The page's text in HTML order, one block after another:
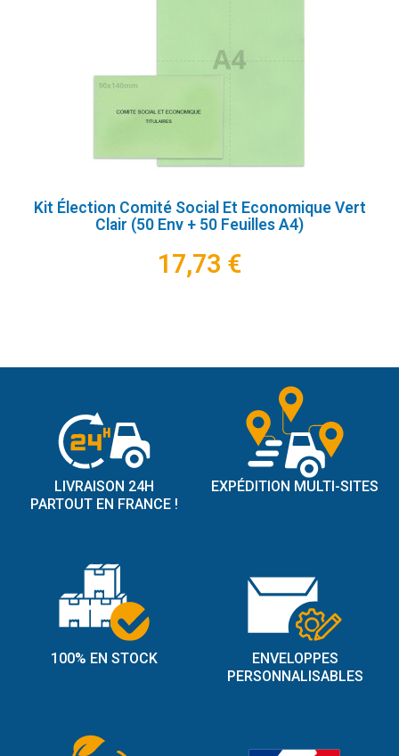
Kit Élection Comité Social Et Economique Vert
Clair (50 Env + 50 Feuilles A4)
17,73 €
LIVRAISON 24H
PARTOUT EN FRANCE !
EXPÉDITION MULTI-SITES
100% EN STOCK
ENVELOPPES
PERSONNALISABLES